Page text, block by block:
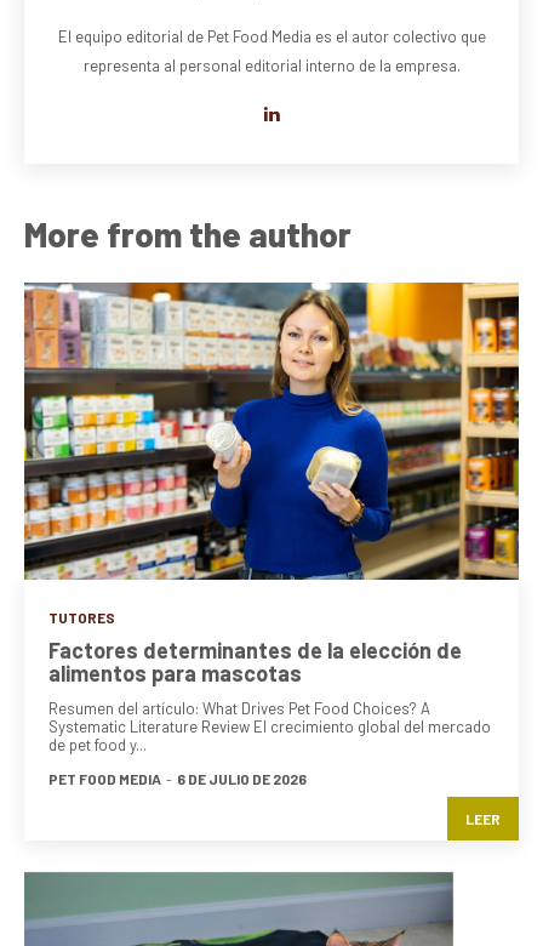
El equipo editorial de Pet Food Media es el autor colectivo que
representa al personal editorial interno de la empresa.
More from the author
TUTORES
Factores determinantes de la elección de
alimentos para mascotas
Resumen del artículo: What Drives Pet Food Choices? A
Systematic Literature Review El crecimiento global del mercado
de pet food y...
PET FOOD MEDIA - 6 DE JULIO DE 2026
LEER